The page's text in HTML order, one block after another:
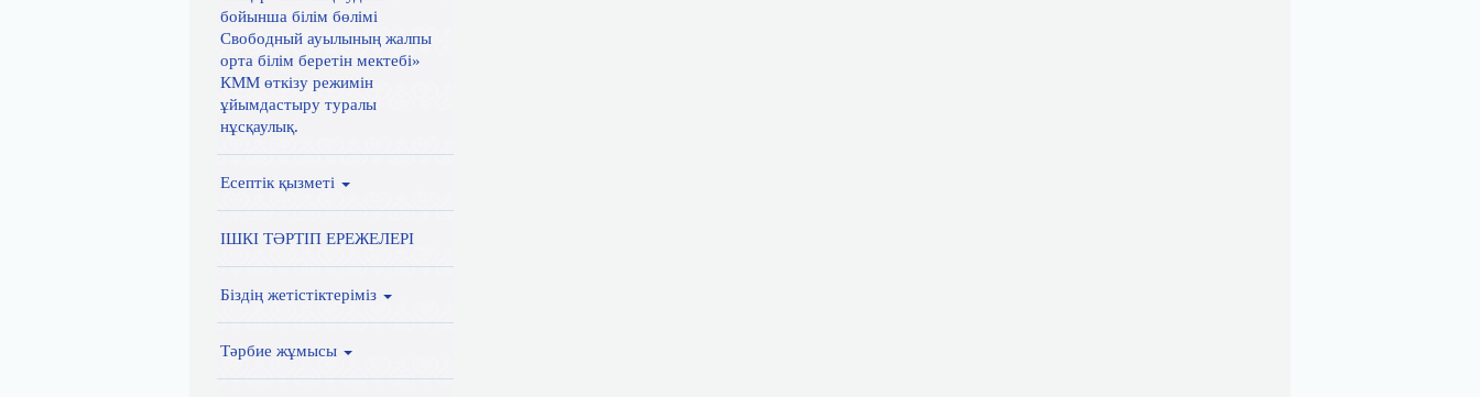
бойынша білім бөлімі
Свободный ауылының жалпы
орта білім беретін мектебі»
КММ өткізу режимін
ұйымдастыру туралы
нұсқаулық.
Есептік қызметі
ІШКІ ТӘРТІП ЕРЕЖЕЛЕРІ
Біздің жетістіктеріміз
Тәрбие жұмысы